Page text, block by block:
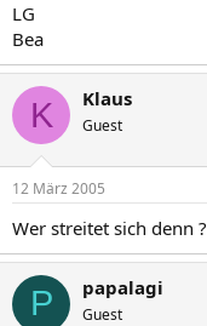
LG
Bea
K Klaus
Guest
12 März 2005
Wer streitet sich denn ?
P papalagi
Guest